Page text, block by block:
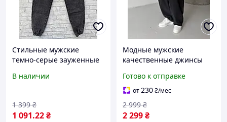
Стильные мужские
темно-серые зауженные
В наличии
1 091.22₴
1 399 ₴
Модные мужские
качественные джинсы
молодежные джинсы
скейтер свободного кроя
для парня
Готово к отправке
от230₴/мес
2 299₴
2 999 ₴